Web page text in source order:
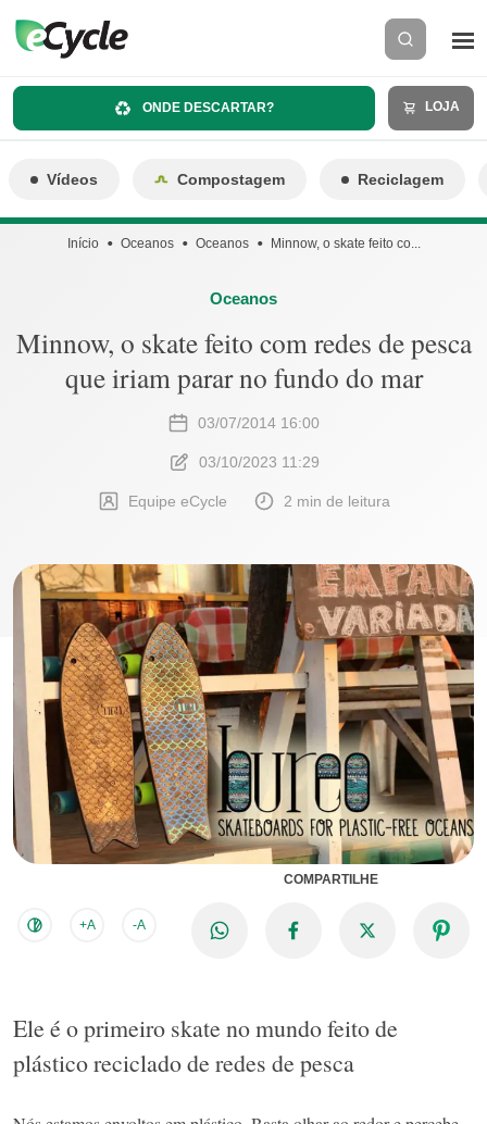
ONDE DESCARTAR? LOJA
Vídeos Compostagem Reciclagem
Início Oceanos Oceanos Minnow, o skate feito co...
Oceanos
Minnow, o skate feito com redes de pesca
que iriam parar no fundo do mar
03/07/2014 16:00
03/10/2023 11:29
Equipe eCycle 2 min de leitura
+A -A
COMPARTILHE
Ele é o primeiro skate no mundo feito de
plástico reciclado de redes de pesca